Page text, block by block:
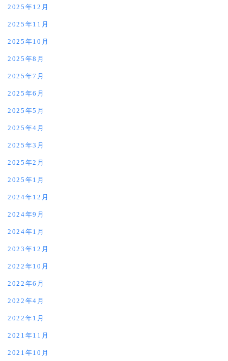
2025年12月
2025年11月
2025年10月
2025年8月
2025年7月
2025年6月
2025年5月
2025年4月
2025年3月
2025年2月
2025年1月
2024年12月
2024年9月
2024年1月
2023年12月
2022年10月
2022年6月
2022年4月
2022年1月
2021年11月
2021年10月